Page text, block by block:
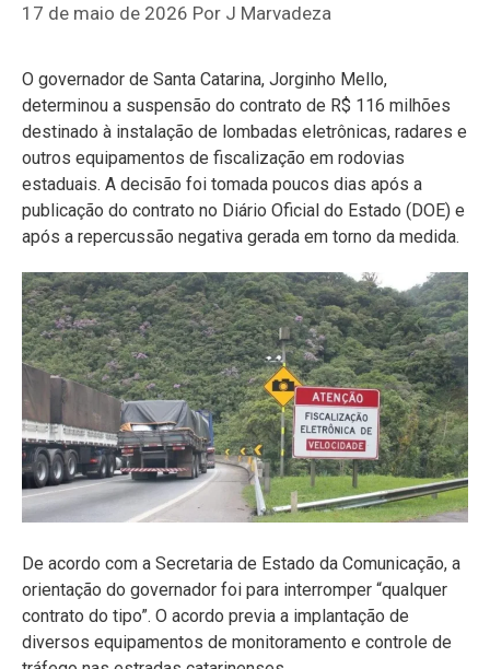
17 de maio de 2026 Por J Marvadeza
O governador de Santa Catarina, Jorginho Mello,
determinou a suspensão do contrato de R$ 116 milhões
destinado à instalação de lombadas eletrônicas, radares e
outros equipamentos de fiscalização em rodovias
estaduais. A decisão foi tomada poucos dias após a
publicação do contrato no Diário Oficial do Estado (DOE) e
após a repercussão negativa gerada em torno da medida.
De acordo com a Secretaria de Estado da Comunicação, a
orientação do governador foi para interromper “qualquer
contrato do tipo”. O acordo previa a implantação de
diversos equipamentos de monitoramento e controle de